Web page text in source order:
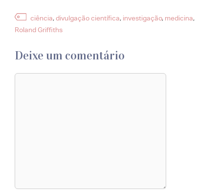
Etiquetas
ciência,divulgação científica, investigação, medicina,
Roland Griffiths
Deixe um comentário